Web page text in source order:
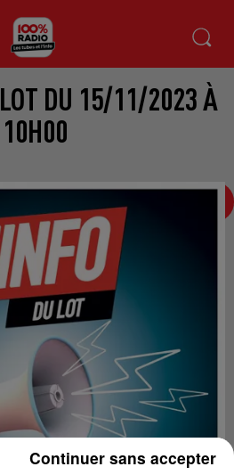
DU 15/11/2023 À
10H00
Continuer sans accepter